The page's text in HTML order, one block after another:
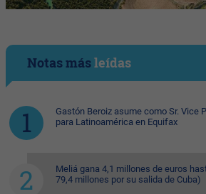
Notas másleídas
Gastón Beroiz asume como Sr. Vice
para Latinoamérica en Equifax
Meliá gana 4,1 millones de euros
79,4 millones por su salida de Cuba)